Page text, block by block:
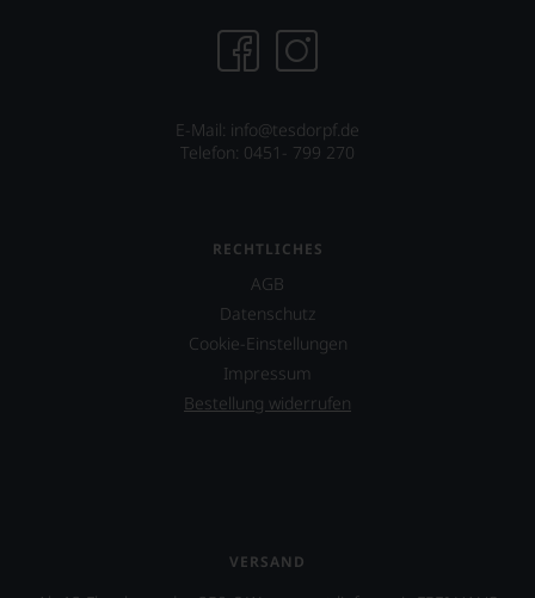
E-Mail: info@tesdorpf.de
Telefon: 0451- 799 270
RECHTLICHES
AGB
Datenschutz
Cookie-Einstellungen
Impressum
Bestellung widerrufen
VERSAND